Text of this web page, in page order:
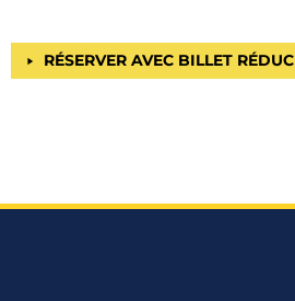
RÉSERVER AVEC BILLET RÉDUC